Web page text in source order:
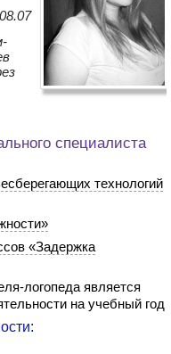
специалиста
технологий
«Задержка
логопеда является
на учебный год